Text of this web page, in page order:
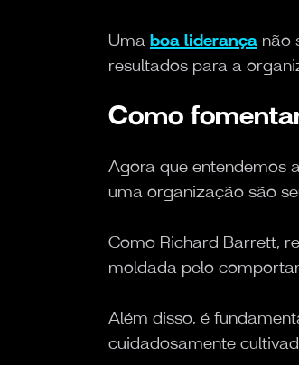
Uma boa liderança não
resultados para a
Como
Agora que entendemos
uma organização são
Como Richard Barrett,
moldada pelo
Além disso, é
cuidadosamente